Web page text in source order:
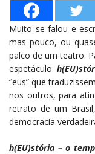
Muito se falou e
mas pouco, ou
palco de um teatro.
espetáculo
“eus” que
nos outros, para
retrato de um
democracia
h(EU)stória – o